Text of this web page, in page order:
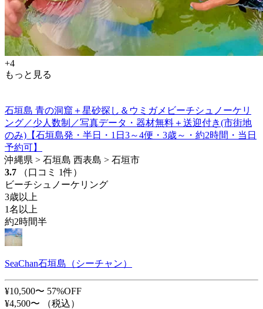
+4
もっと見る
石垣島 青の洞窟＋星砂探し＆ウミガメビーチシュノーケリ
ング／少人数制／写真データ・器材無料＋送迎付き(市街地
のみ)【石垣島発・半日・1日3～4便・3歳～・約2時間・当日
予約可】
沖縄県 > 石垣島 西表島 > 石垣市
3.7
（口コミ 1件）
ビーチシュノーケリング
3歳以上
1名以上
約2時間半
SeaChan石垣島（シーチャン）
¥10,500〜 57%OFF
¥4,500〜
（税込）